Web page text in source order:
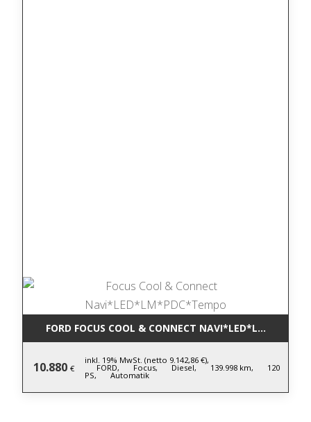
FORD FOCUS COOL & CONNECT
10.880 €
inkl. 19% MwSt. (netto 9.142,86 €),
FORD, Focus, Diesel, 139.998 km, 120
PS, Automatik